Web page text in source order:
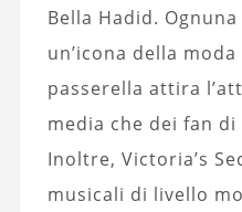
Bella Hadid.
un’icona della
passerella attira
media che dei fan
Inoltre, Victoria’s
musicali di livello